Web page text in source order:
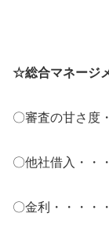
☆総合マネージ
〇審査の甘さ
〇他社借入・・
〇金利・・・・